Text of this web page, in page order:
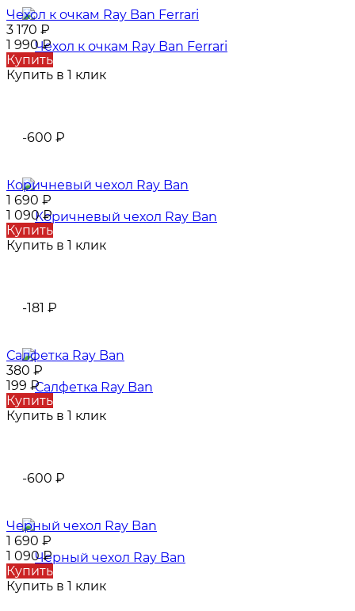
Чехол к очкам Ray Ban Ferrari
3 170 ₽
1 990₽
Купить
Купить в 1 клик
-600 ₽
Коричневый чехол Ray Ban
1 690 ₽
1 090₽
Купить
Купить в 1 клик
-181 ₽
Салфетка Ray Ban
380 ₽
199 ₽
Купить
Купить в 1 клик
-600 ₽
Черный чехол Ray Ban
1 690 ₽
1 090₽
Купить
Купить в 1 клик